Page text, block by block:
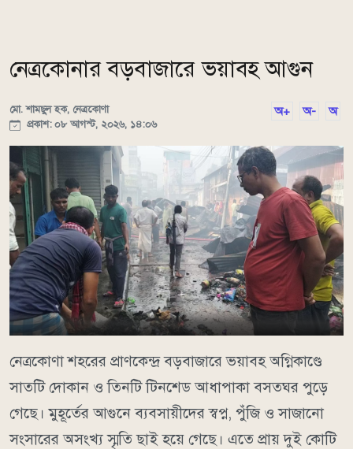
নেত্রকোনার বড়বাজারে ভয়াবহ আগুন
মো. শামছুল হক, নেত্রকোণা
প্রকাশ: ০৮ আগস্ট, ২০২৬, ১৪:০৬
অ+ অ- অ
নেত্রকোণা শহরের প্রাণকেন্দ্র বড়বাজারে ভয়াবহ অগ্নিকাণ্ডে
সাতটি দোকান ও তিনটি টিনশেড আধাপাকা বসতঘর পুড়ে
গেছে। মুহূর্তের আগুনে ব্যবসায়ীদের স্বপ্ন, পুঁজি ও সাজানো
সংসারের অসংখ্য স্মৃতি ছাই হয়ে গেছে। এতে প্রায় দুই কোটি